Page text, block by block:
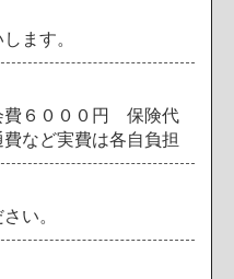
し ま す。
費 ６ ０ ０ ０ 円 保険代
費など実費は各自負担
さ い。